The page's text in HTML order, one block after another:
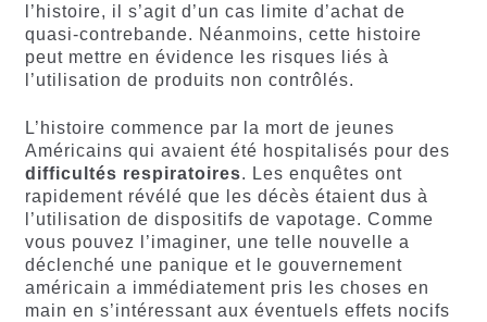
l’histoire, il s’agit d’un cas limite d’achat de
quasi-contrebande. Néanmoins, cette histoire
peut mettre en évidence les risques liés à
l’utilisation de produits non contrôlés.
L’histoire commence par la mort de jeunes
Américains qui avaient été hospitalisés pour des
difficultés respiratoires. Les enquêtes ont
rapidement révélé que les décès étaient dus à
l’utilisation de dispositifs de vapotage. Comme
vous pouvez l’imaginer, une telle nouvelle a
déclenché une panique et le gouvernement
américain a immédiatement pris les choses en
main en s’intéressant aux éventuels effets nocifs